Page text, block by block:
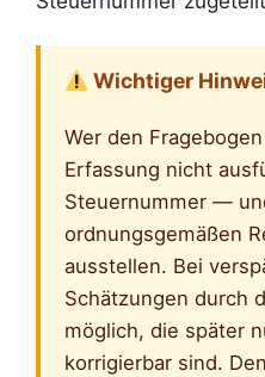
Wichtiger
Wer den
Erfassung nicht
Steuernummer —
ordnungsgemäßen
ausstellen. Bei
Schätzungen durch
möglich, die später
korrigierbar sind.